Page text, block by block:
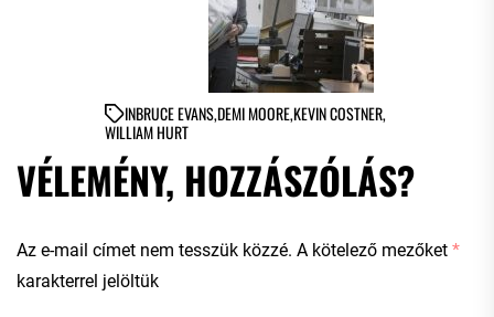
INBRUCE EVANS,DEMI MOORE,KEVIN COSTNER,
WILLIAM HURT
VÉLEMÉNY, HOZZÁSZÓLÁS?
Az e-mail címet nem tesszük közzé. A kötelező mezőket *
karakterrel jelöltük